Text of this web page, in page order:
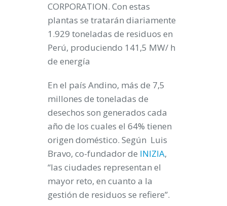
CORPORATION. Con estas
plantas se tratarán diariamente
1.929 toneladas de residuos en
Perú, produciendo 141,5 MW/ h
de energía
En el país Andino, más de 7,5
millones de toneladas de
desechos son generados cada
año de los cuales el 64% tienen
origen doméstico. Según Luis
Bravo, co-fundador de INIZIA,
“las ciudades representan el
mayor reto, en cuanto a la
gestión de residuos se refiere”.